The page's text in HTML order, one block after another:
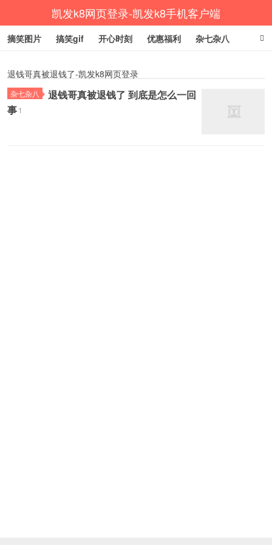
凯发k8网页登录-凯发k8手机客户端
摘笑图片 搞笑gif 开心时刻 优惠福利 杂七杂八
退钱哥真被退钱了-凯发k8网页登录
杂七杂八
退钱哥真被退钱了 到底是怎么一回
事1